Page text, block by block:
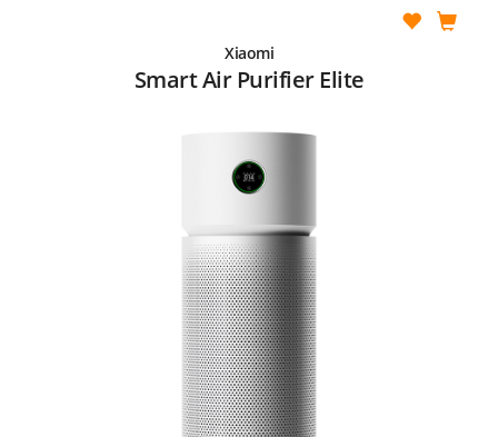
Xiaomi
Smart Air Purifier Elite